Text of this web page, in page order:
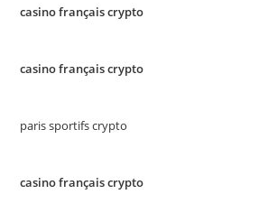
casino français crypto
casino français crypto
paris sportifs crypto
casino français crypto